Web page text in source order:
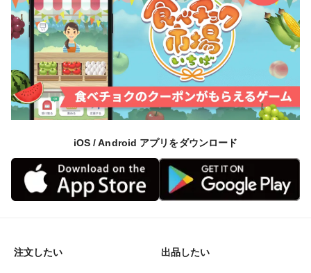
iOS / Android アプリをダウンロード
注文したい 出品したい